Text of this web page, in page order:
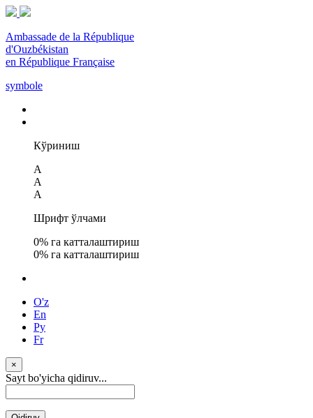
Ambassade de la République
d'Ouzbékistan
en République Française
symbole
Кўриниш
A
A
A
Шрифт ўлчами
0% га катталаштириш
0% га катталаштириш
O'z
En
Ру
Fr
×
Sayt bo'yicha qidiruv...